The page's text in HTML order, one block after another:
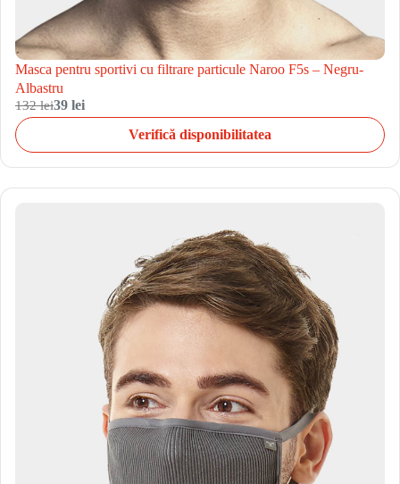
Masca pentru sportivi cu filtrare particule Naroo F5s – Negru-
Albastru
132 lei39 lei
Verifică disponibilitatea